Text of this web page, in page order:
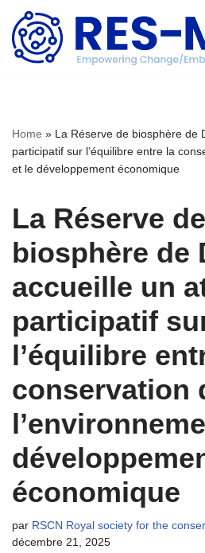
Aller
au
Home » La Réserve de biosphère de
participatif sur l’équilibre entre la
et le développement économique
La Réserve de
biosphère de
accueille un
participatif
l’équilibre
conservation
économique
par RSCN Royal society for the
décembre 21, 2025